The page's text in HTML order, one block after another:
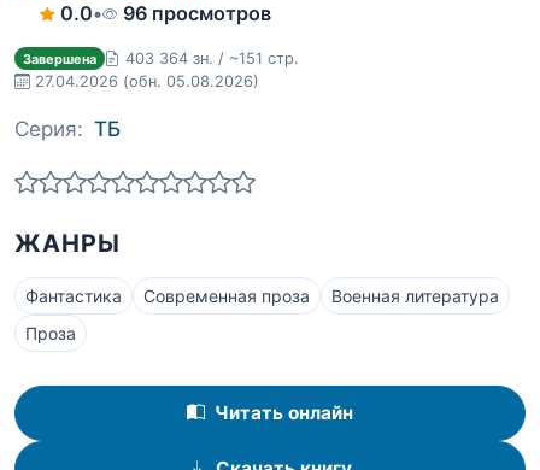
0.0• 96 просмотров
Завершена
403 364 зн. / ~151 стр.
27.04.2026 (обн. 05.08.2026)
Серия: ТБ
ЖАНРЫ
Фантастика Современная проза
Военная литература
Проза
Читать онлайн